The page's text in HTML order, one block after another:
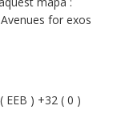
for exos
EEB ) +32 ( 0 )